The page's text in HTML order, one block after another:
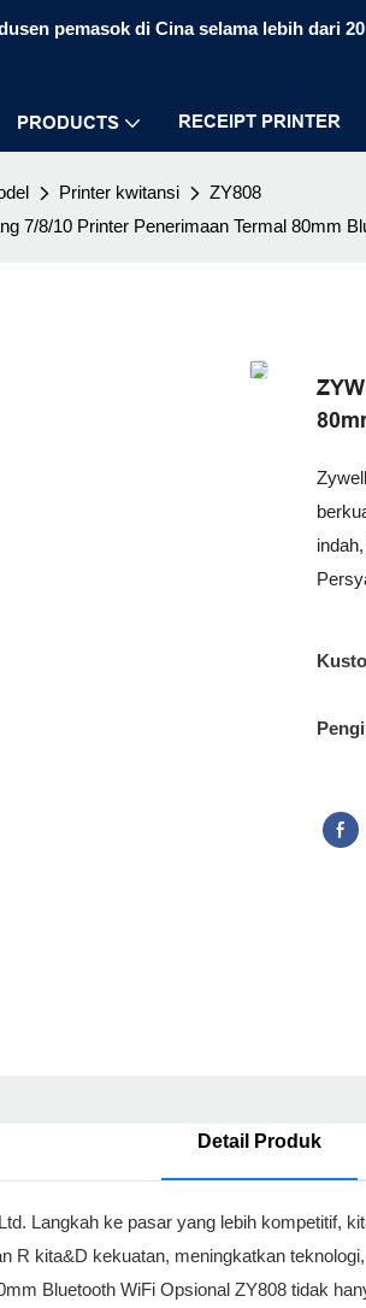
pemasok di Cina selama lebih dari 20
PRODUCTS RECEIPT PRINTER
Printer kwitansi
ZY808
7/8/10 Printer Penerimaan Termal 80mm
Detail Produk
Langkah ke pasar yang lebih kompetitif,
R kita&D kekuatan, meningkatkan
Bluetooth WiFi Opsional ZY808 tidak